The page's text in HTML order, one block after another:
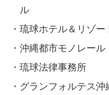
ル
・琉球ホテル＆リゾ
・沖縄都市モノレール
・琉球法律事務所
・グランフォルテス